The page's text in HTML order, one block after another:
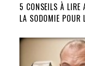
5 CONSEILS À LIRE
LA SODOMIE POUR